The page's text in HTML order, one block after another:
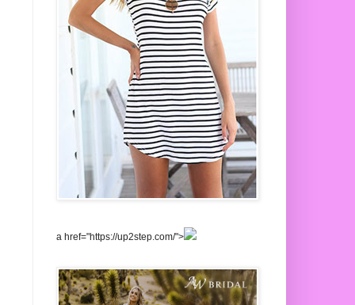
a href="https://up2step.com/">